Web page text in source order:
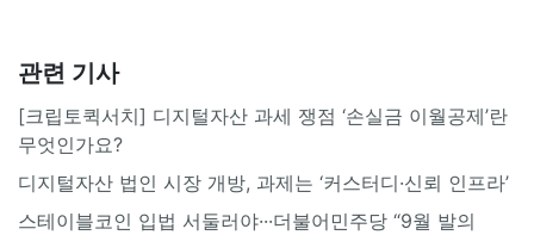
관련 기사
[크립토퀵서치] 디지털자산 과세 쟁점 ‘손실금 이월공제’란
무엇인가요?
디지털자산 법인 시장 개방, 과제는 ‘커스터디·신뢰 인프라’
스테이블코인 입법 서둘러야···더불어민주당 “9월 발의